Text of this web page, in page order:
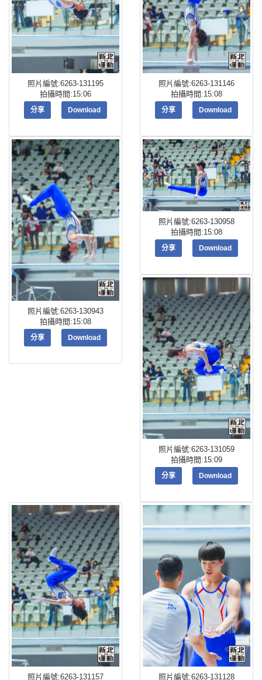
照片編號:6263-131195
拍攝時間:15:06
分享 Download
照片編號:6263-131146
拍攝時間:15:08
分享 Download
照片編號:6263-130943
拍攝時間:15:08
分享 Download
照片編號:6263-130958
拍攝時間:15:08
分享 Download
照片編號:6263-131059
拍攝時間:15:09
分享 Download
照片編號:6263-131157
照片編號:6263-131128